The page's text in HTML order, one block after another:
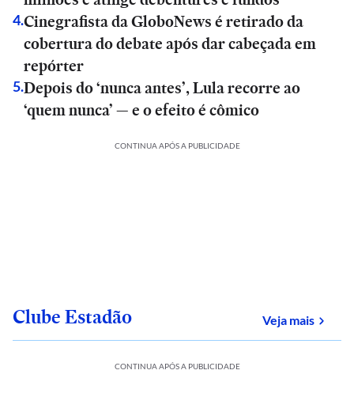
4.Cinegrafista da GloboNews é retirado da
cobertura do debate após dar cabeçada em
repórter
5.Depois do ‘nunca antes’, Lula recorre ao
‘quem nunca’ — e o efeito é cômico
CONTINUA APÓS A PUBLICIDADE
Clube Estadão Veja maissobre
CONTINUA APÓS A PUBLICIDADE